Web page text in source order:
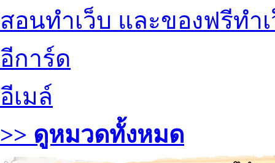
สอนทำเว็บ และของฟรีทำ
อีการ์ด
อีเมล์
>> ดูหมวดทั้งหมด